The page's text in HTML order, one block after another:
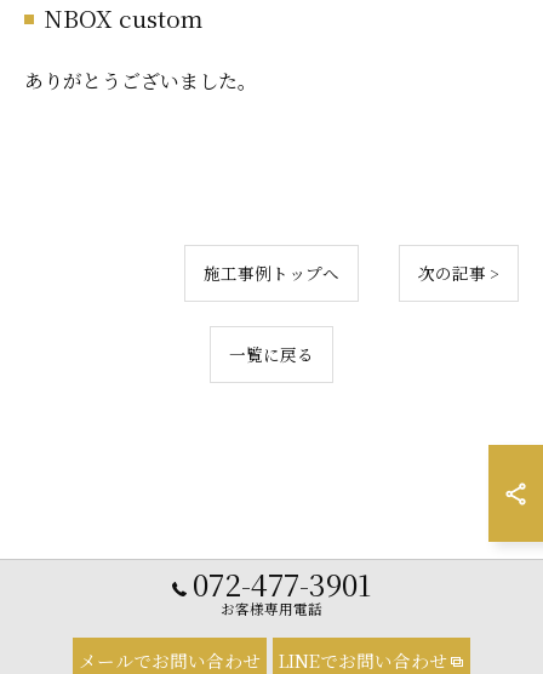
NBOX custom
ありがとうございました。
施工事例トップへ 次の記事 >
一覧に戻る
072-477-3901
お客様専用電話
メールでお問い合わせ LINEでお問い合わせ